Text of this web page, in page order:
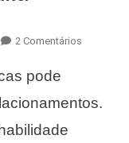
2 ComentáriosEm
pode